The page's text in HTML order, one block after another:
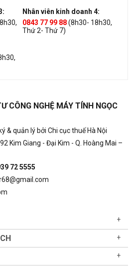
Nhân viên kinh doanh 4:
0843 77 99 88(8h30- 18h30,
Thứ 2- Thứ 7)
CÔNG NGHỆ MÁY TÍNH NGỌC
& quản lý bởi Chi cục thuế Hà Nội
Kim Giang - Đại Kim - Q. Hoàng Mai –
72 5555
+
+
+